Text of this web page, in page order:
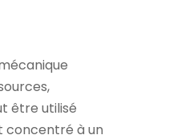
être utilisé
concentré à un